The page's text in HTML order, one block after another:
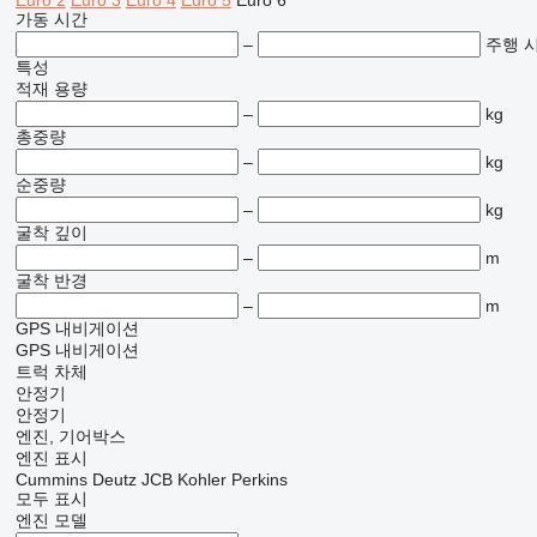
가동 시간
–
주행
특성
적재 용량
–
kg
총중량
–
kg
순중량
–
kg
굴착 깊이
–
m
굴착 반경
–
m
GPS 내비게이션
GPS 내비게이션
트럭 차체
안정기
안정기
엔진, 기어박스
엔진 표시
Cummins Deutz JCB Kohler Perkins
모두 표시
엔진 모델